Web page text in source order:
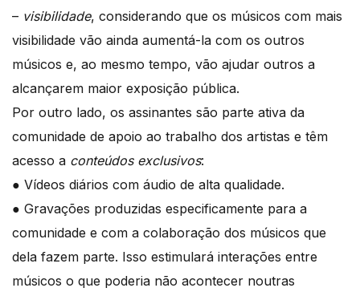
– visibilidade, considerando que os músicos com mais
visibilidade vão ainda aumentá-la com os outros
músicos e, ao mesmo tempo, vão ajudar outros a
alcançarem maior exposição pública.
Por outro lado, os assinantes são parte ativa da
comunidade de apoio ao trabalho dos artistas e têm
acesso a conteúdos exclusivos:
● Vídeos diários com áudio de alta qualidade.
● Gravações produzidas especificamente para a
comunidade e com a colaboração dos músicos que
dela fazem parte. Isso estimulará interações entre
músicos o que poderia não acontecer noutras